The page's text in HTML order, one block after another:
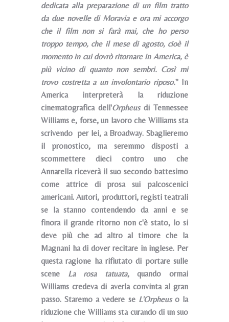
dedicata alla preparazione di un film tratto
da due novelle di Moravia e ora mi accorgo
che il film non si farà mai, che ho perso
troppo tempo, che il mese di agosto, cioè il
momento in cui dovrò ritornare in America, è
più vicino di quanto non sembri. Così mi
trovo costretta a un involontario riposo." In
America interpreterà la riduzione
cinematografica dell'Orpheusdi Tennessee
Williams e, forse, un lavoro che Williams sta
scrivendo per lei, a Broadway. Sbaglieremo
il pronostico, ma seremmo disposti a
scommettere dieci contro uno che
Annarella riceverà il suo secondo battesimo
come attrice di prosa sui palcoscenici
americani. Autori, produttori, registi teatrali
se la stanno contendendo da anni e se
finora il grande ritorno non c'è stato, lo si
deve più che ad altro al timore che la
Magnani ha di dover recitare in inglese. Per
questa ragione ha rifiutato di portare sulle
scene La rosa tatuata, quando ormai
Williams credeva di averla convinta al gran
passo. Staremo a vedere se L'Orpheuso la
riduzione che Williams sta curando di un suo